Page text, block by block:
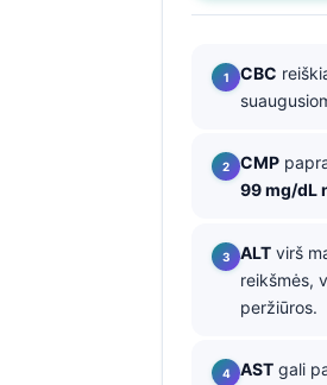
CBC
CMP
99 mg/dL
ALT virš
reikšmės,
peržiūros.
AST gali